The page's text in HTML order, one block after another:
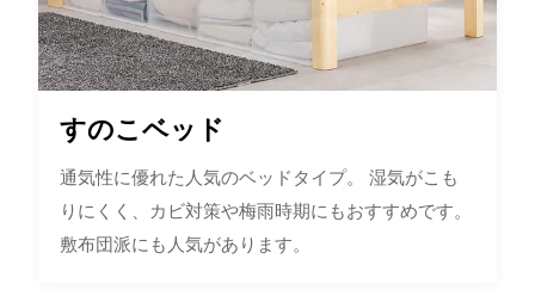
すのこベッド
通気性に優れた人気のベッドタイプ。 湿気がこも
りにくく、カビ対策や梅雨時期にもおすすめです。
敷布団派にも人気があります。